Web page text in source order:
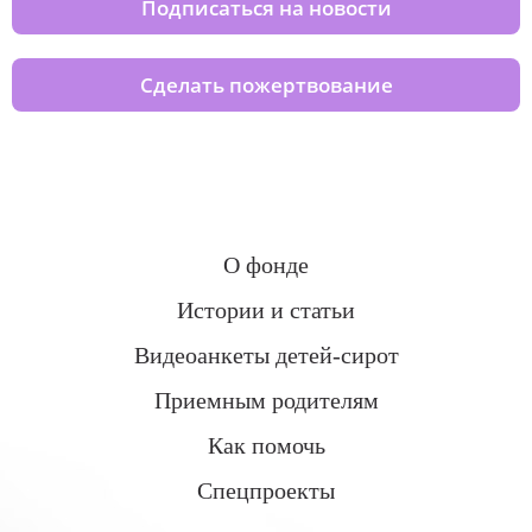
Подписаться на новости
Сделать пожертвование
О фонде
Истории и статьи
Видеоанкеты детей-сирот
Приемным родителям
Как помочь
Спецпроекты